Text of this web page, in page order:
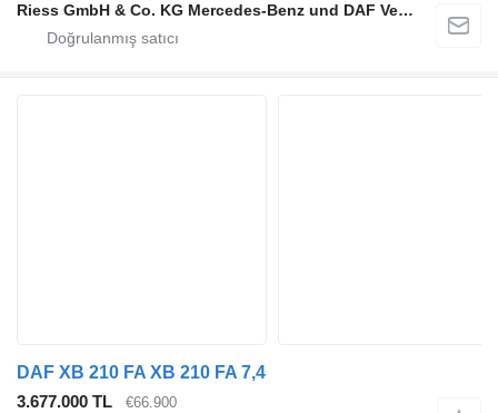
Riess GmbH & Co. KG Mercedes-Benz und DAF Vertragspartner
DAF XB 210 FA XB 210 FA 7,4
3.677.000 TL
€66.900